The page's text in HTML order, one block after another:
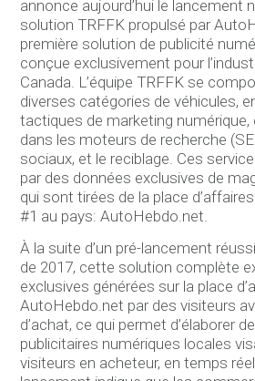
annonce aujourd’hui le lancement
solution TRFFK propulsé par
première solution de publicité
conçue exclusivement pour
Canada. L’équipe TRFFK se
diverses catégories de véhicules,
tactiques de marketing
dans les moteurs de recherche
sociaux, et le reciblage. Ces
par des données exclusives de
qui sont tirées de la place
#1 au pays: AutoHebdo.net.
À la suite d’un pré-lancement
de 2017, cette solution complète
exclusives générées sur la place
AutoHebdo.net par des visiteurs
d’achat, ce qui permet d’élaborer
publicitaires numériques locales
visiteurs en acheteur, en temps